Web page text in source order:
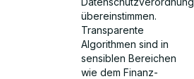
übereinstimmen.
Transparente
Algorithmen sind in
sensiblen Bereichen
wie dem Finanz-